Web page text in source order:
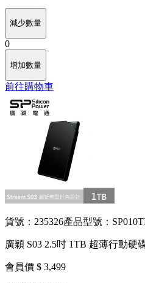
減少數量
0
增加數量
前往購物車
貨號：235326產品型號：
廣穎 S03 2.5吋 1TB 超薄行動硬
會員價 $ 3,499